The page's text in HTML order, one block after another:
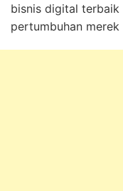
bisnis digital terbaik
pertumbuhan merek